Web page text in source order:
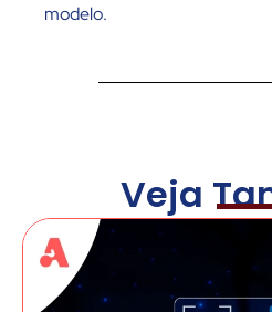
modelo.
Veja